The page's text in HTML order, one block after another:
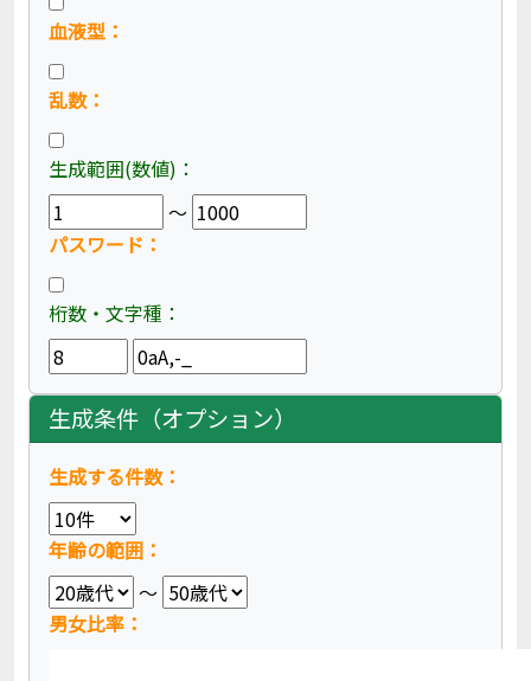
血液型：
乱数：
生成範囲(数値)：
～
パスワード：
桁数・文字種：
生成条件（オプション）
生成する件数：
年齢の範囲：
～
男女比率：